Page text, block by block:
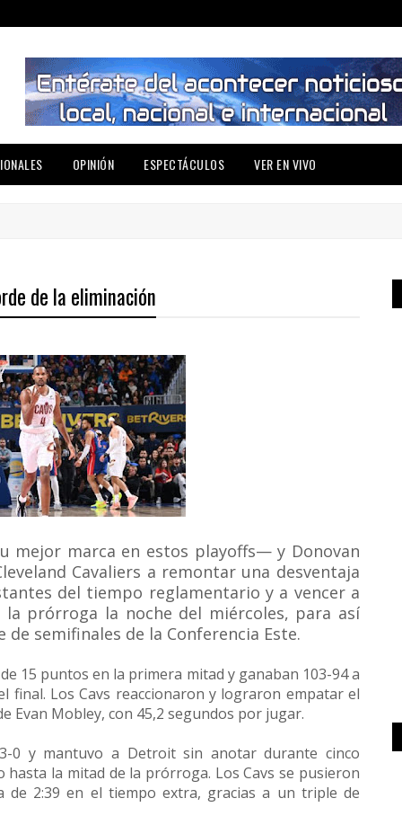
OPINIÓN ESPECTÁCULOS VER EN VIVO
de la eliminación
mejor marca en estos playoffs— y Donovan
Cavaliers a remontar una desventaja
del tiempo reglamentario y a vencer a
prórroga la noche del miércoles, para así
semifinales de la Conferencia Este.
15 puntos en la primera mitad y ganaban 103-94 a
final. Los Cavs reaccionaron y lograron empatar el
Evan Mobley, con 45,2 segundos por jugar.
0 y mantuvo a Detroit sin anotar durante cinco
la mitad de la prórroga. Los Cavs se pusieron
2:39 en el tiempo extra, gracias a un triple de